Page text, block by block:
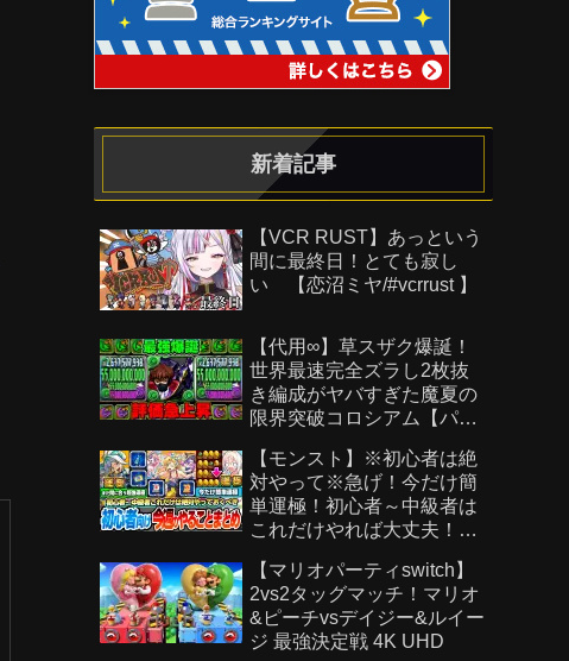
新着記事
【VCR RUST】あっという
間に最終日！とても寂し
い 【恋沼ミヤ/#vcrrust 】
【代用∞】草スザク爆誕！
世界最速完全ズラし2枚抜
き編成がヤバすぎた魔夏の
限界突破コロシアム【パズ
【モンスト】※初心者は絶
対やって※急げ！今だけ簡
単運極！初心者～中級者は
これだけやれば大丈夫！作
い運極を見逃すな！【モン
スト夏休み2026】へっぽこ
ストライカー
【マリオパーティswitch】
2vs2タッグマッチ！マリオ
&ピーチvsデイジー&ルイー
ジ 最強決定戦 4K UHD